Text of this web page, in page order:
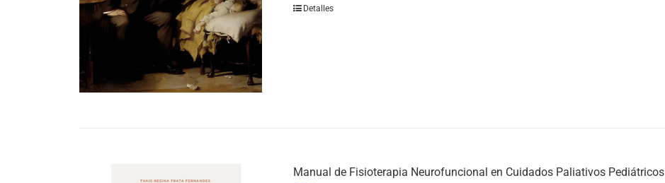
Detalles
Manual de Fisioterapia Neurofuncional en Cuidados Paliativos Pediátricos